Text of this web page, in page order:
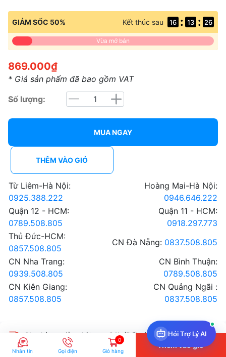
GIẢM SỐC 50% Kết thúc sau 16 : 13 : 25
Vừa mở bán
869.000₫
* Giá sản phẩm đã bao gồm VAT
Số lượng:
MUA NGAY
THÊM VÀO GIỎ
Từ Liêm-Hà Nội:
0925.388.222
Hoàng Mai-Hà Nội:
0946.646.222
Quận 12 - HCM:
0789.508.805
Quận 11 - HCM:
0918.297.773
Thủ Đức-HCM:
0857.508.805
CN Đà Nẵng: 0837.508.805
CN Nha Trang:
0939.508.805
CN Bình Thuận:
0789.508.805
CN Kiên Giang:
0857.508.805
CN Quảng Ngãi :
0837.508.805
Giao hàng miễn phí trong 24h (Đối với đơn hàng từ
5.000.000, chỉ áp dụng khu vực nội thành)
Hỏi Trợ Lý AI
Nhắn tin Gọi điện
0
Giỏ hàng
Thêm vào giỏ